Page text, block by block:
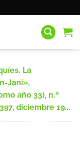
La
Jani»,
año 33), n.º
diciembre 19...